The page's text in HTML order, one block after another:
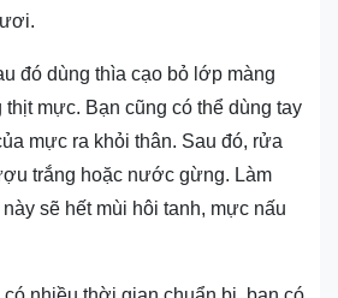
đó dùng thìa cạo bỏ lớp màng
thịt mực. Bạn cũng có thể dùng tay
mực ra khỏi thân. Sau đó, rửa
trắng hoặc nước gừng. Làm
sẽ hết mùi hôi tanh, mực nấu